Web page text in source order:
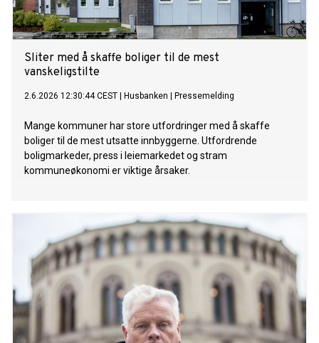
Sliter med å skaffe boliger til de mest
vanskeligstilte
2.6.2026 12:30:44 CEST Husbanken Pressemelding
Mange kommuner har store utfordringer med å skaffe
boliger til de mest utsatte innbyggerne. Utfordrende
boligmarkeder, press i leiemarkedet og stram
kommuneøkonomi er viktige årsaker.